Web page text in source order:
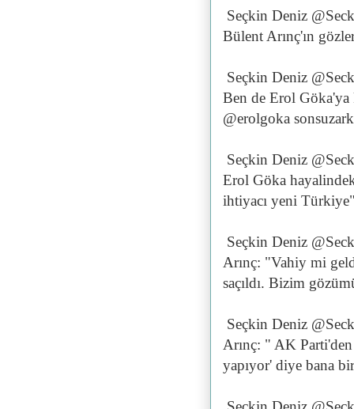
Seçkin Deniz
Bülent Arınç'ın
Seçkin Deniz
Ben de Erol
@erolgoka
Seçkin Deniz
Erol Göka
ihtiyacı yeni
Seçkin Deniz
Arınç: "Vahiy mi
saçıldı. Bizim
Seçkin Deniz
Arınç: " AK
yapıyor' diye bana